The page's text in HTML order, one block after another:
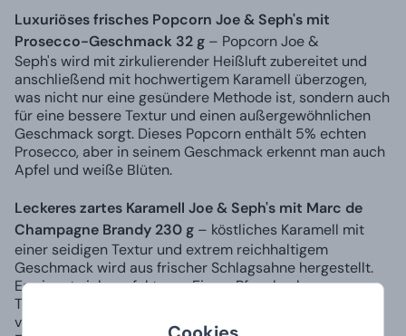
Luxuriöses frisches Popcorn Joe & Seph's mit
Prosecco-Geschmack 32 g – Popcorn Joe &
Seph's wird mit zirkulierender Heißluft zubereitet und
anschließend mit hochwertigem Karamell überzogen,
was nicht nur eine gesündere Methode ist, sondern auch
für eine bessere Textur und einen außergewöhnlichen
Geschmack sorgt. Dieses Popcorn enthält 5% echten
Prosecco, aber in seinem Geschmack erkennt man auch
Apfel und weiße Blüten.
Leckeres zartes Karamell Joe & Seph's mit Marc de
Champagne Brandy 230 g – köstliches Karamell mit
einer seidigen Textur und extrem reichhaltigem
Geschmack wird aus frischer Schlagsahne hergestellt.
Es eignet sich perfekt zum Eis, zu Pfannkuchen, zum
Toast oder zum Beispiel zum Joghurt. Dieses Karamell
vereint perfekt den fruchtigen Geschmack echter